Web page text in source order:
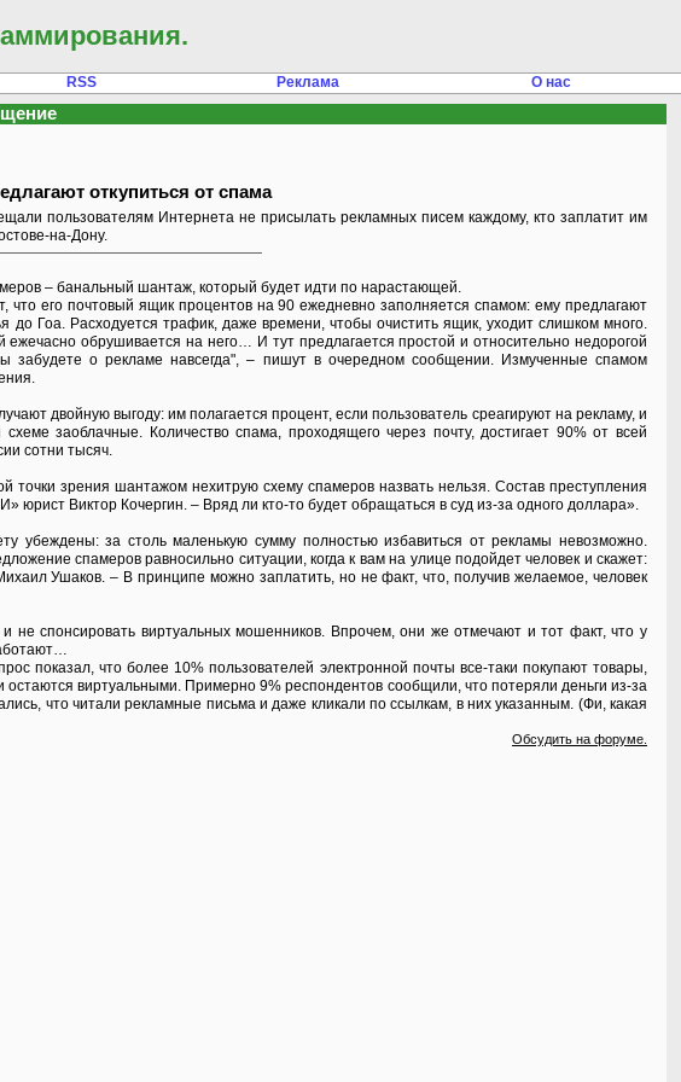
RSS Реклама О нас
откупиться от спама
пользователям Интернета не присылать рекламных писем каждому, кто заплатит им
на-Дону.
– банальный шантаж, который будет идти по нарастающей.
его почтовый ящик процентов на 90 ежедневно заполняется спамом: ему предлагают
до Гоа. Расходуется трафик, даже времени, чтобы очистить ящик, уходит слишком много.
обрушивается на него… И тут предлагается простой и относительно недорогой
забудете о рекламе навсегда", – пишут в очередном сообщении. Измученные спамом
двойную выгоду: им полагается процент, если пользователь среагируют на рекламу, и
заоблачные. Количество спама, проходящего через почту, достигает 90% от всей
сотни тысяч.
зрения шантажом нехитрую схему спамеров назвать нельзя. Состав преступления
Виктор Кочергин. – Вряд ли кто-то будет обращаться в суд из-за одного доллара».
убеждены: за столь маленькую сумму полностью избавиться от рекламы невозможно.
спамеров равносильно ситуации, когда к вам на улице подойдет человек и скажет:
Ушаков. – В принципе можно заплатить, но не факт, что, получив желаемое, человек
спонсировать виртуальных мошенников. Впрочем, они же отмечают и тот факт, что у
показал, что более 10% пользователей электронной почты все-таки покупают товары,
виртуальными. Примерно 9% респондентов сообщили, что потеряли деньги из-за
что читали рекламные письма и даже кликали по ссылкам, в них указанным. (Фи, какая
Обсудить на форуме.